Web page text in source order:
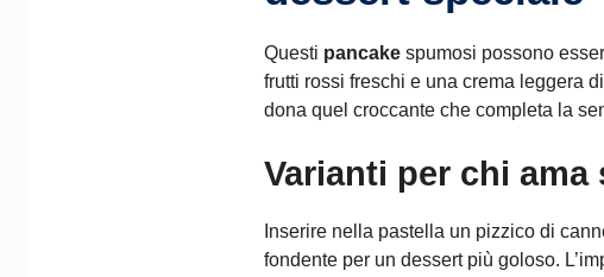
Questi pancake spumosi possono
frutti rossi freschi e una crema leggera
dona quel croccante che completa la
Varianti per chi ama
Inserire nella pastella un pizzico di
fondente per un dessert più goloso.